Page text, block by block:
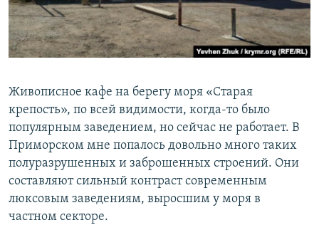
Живописное кафе на берегу моря «Старая
крепость», по всей видимости, когда-то было
популярным заведением, но сейчас не работает. В
Приморском мне попалось довольно много таких
полуразрушенных и заброшенных строений. Они
составляют сильный контраст современным
люксовым заведениям, выросшим у моря в
частном секторе.